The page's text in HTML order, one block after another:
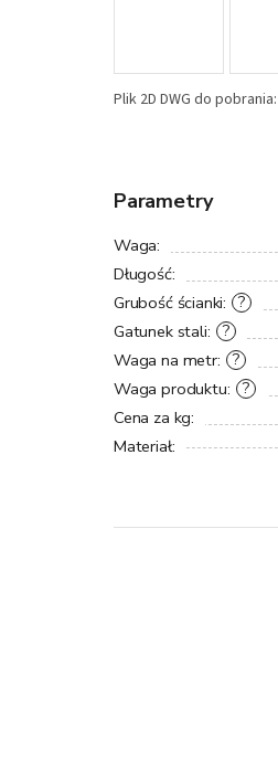
Parametry
Waga:
Długość:
?
Grubość ścianki:
?
Gatunek stali:
?
Waga na metr:
?
Waga produktu:
Cena za kg:
Materiał: